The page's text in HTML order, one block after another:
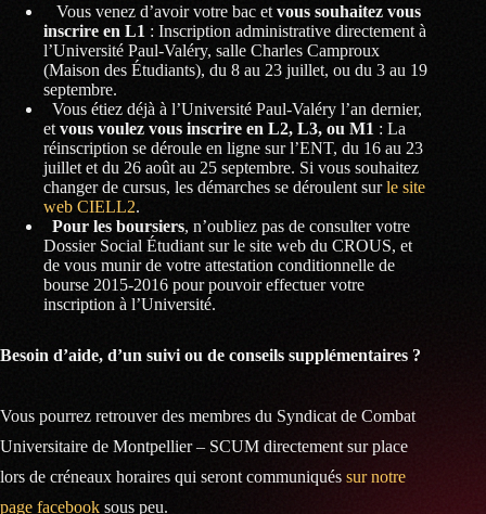
Vous venez d’avoir votre bac et vous souhaitez vous
inscrire en L1 : Inscription administrative directement à
l’Université Paul-Valéry, salle Charles Camproux
(Maison des Étudiants), du 8 au 23 juillet, ou du 3 au 19
septembre.
Vous étiez déjà à l’Université Paul-Valéry l’an dernier,
et vous voulez vous inscrire en L2, L3, ou M1 : La
réinscription se déroule en ligne sur l’ENT, du 16 au 23
juillet et du 26 août au 25 septembre. Si vous souhaitez
changer de cursus, les démarches se déroulent surle site
web CIELL2.
Pour les boursiers, n’oubliez pas de consulter votre
Dossier Social Étudiant sur le site web du CROUS, et
de vous munir de votre attestation conditionnelle de
bourse 2015-2016 pour pouvoir effectuer votre
inscription à l’Université.
Besoin d’aide, d’un suivi ou de conseils supplémentaires ?
Vous pourrez retrouver des membres du Syndicat de Combat
Universitaire de Montpellier – SCUM directement sur place
lors de créneaux horaires qui seront communiqués sur notre
page facebook sous peu.